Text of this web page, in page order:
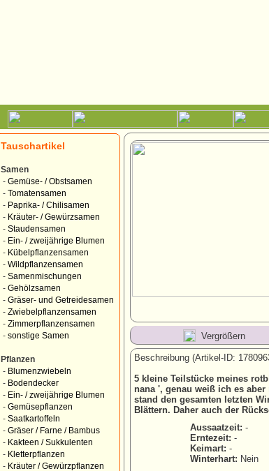
Tauschartikel
Samen
- Gemüse- / Obstsamen
- Tomatensamen
- Paprika- / Chilisamen
- Kräuter- / Gewürzsamen
- Staudensamen
- Ein- / zweijährige Blumen
- Kübelpflanzensamen
- Wildpflanzensamen
- Samenmischungen
- Gehölzsamen
- Gräser- und Getreidesamen
- Zwiebelpflanzensamen
- Zimmerpflanzensamen
- sonstige Samen
Pflanzen
- Blumenzwiebeln
- Bodendecker
- Ein- / zweijährige Blumen
- Gemüsepflanzen
- Saatkartoffeln
- Gräser / Farne / Bambus
- Kakteen / Sukkulenten
- Kletterpflanzen
- Kräuter / Gewürzpflanzen
Vergrößern
Beschreibung (Artikel-ID:
5 kleine Teilstücke meines
nana ', genau weiß ich es
stand den gesamten letzten
Blättern. Daher auch der
Aussaatzeit: -
Erntezeit: -
Keimart: -
Winterhart: Nein